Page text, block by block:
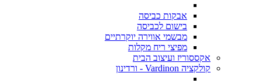
אבקות כביסה
בישום לכביסה
מבשמי אווירה יוקרתיים
מפיצי ריח מקלות
אקססוריז ועיצוב הבית
קולקציה Vardinon - ורדינון